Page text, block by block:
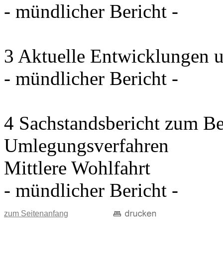
- mündlicher Bericht -
3 Aktuelle Entwicklungen
- mündlicher Bericht -
4 Sachstandsbericht zum
Umlegungsverfahren
Mittlere Wohlfahrt
- mündlicher Bericht -
zum Seitenanfang